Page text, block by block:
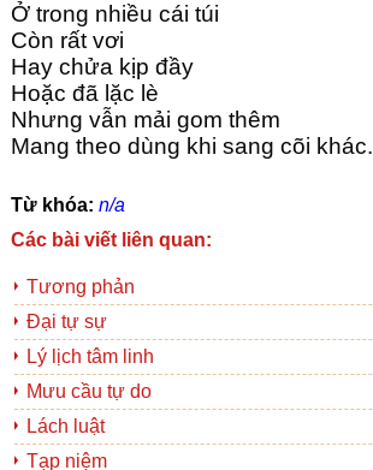
Ở trong nhiều cái túi
Còn rất vơi
Hay chửa kịp đầy
Hoặc đã lặc lè
Nhưng vẫn mải gom thêm
Mang theo dùng khi sang cõi khác.
Từ khóa: n/a
Các bài viết liên quan:
Tương phản
Đại tự sự
Lý lịch tâm linh
Mưu cầu tự do
Lách luật
Tạp niệm